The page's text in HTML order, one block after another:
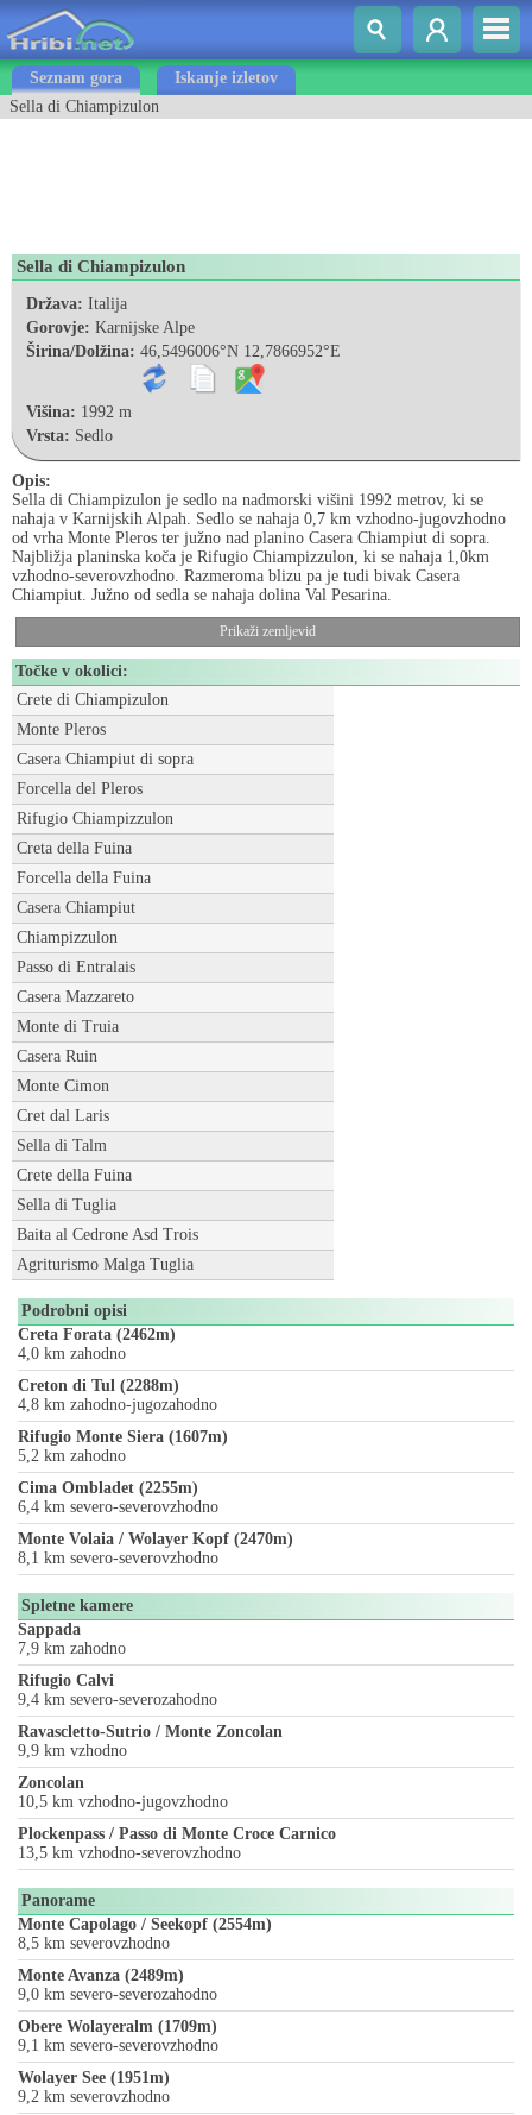
Seznam gora
Iskanje izletov
Sella di Chiampizulon
Sella di Chiampizulon
Država: Italija
Gorovje: Karnijske Alpe
Širina/Dolžina: 46,5496006°N 12,7866952°E
Višina: 1992 m
Vrsta: Sedlo
Opis:
Sella di Chiampizulon je sedlo na nadmorski višini 1992 metrov, ki se
nahaja v Karnijskih Alpah. Sedlo se nahaja 0,7 km vzhodno-jugovzhodno
od vrha Monte Pleros ter južno nad planino Casera Chiampiut di sopra.
Najbližja planinska koča je Rifugio Chiampizzulon, ki se nahaja 1,0km
vzhodno-severovzhodno. Razmeroma blizu pa je tudi bivak Casera
Chiampiut. Južno od sedla se nahaja dolina Val Pesarina.
Prikaži zemljevid
Točke v okolici:
Crete di Chiampizulon
Monte Pleros
Casera Chiampiut di sopra
Forcella del Pleros
Rifugio Chiampizzulon
Creta della Fuina
Forcella della Fuina
Casera Chiampiut
Chiampizzulon
Passo di Entralais
Casera Mazzareto
Monte di Truia
Casera Ruin
Monte Cimon
Cret dal Laris
Sella di Talm
Crete della Fuina
Sella di Tuglia
Baita al Cedrone Asd Trois
Agriturismo Malga Tuglia
Podrobni opisi
Creta Forata (2462m)
4,0 km zahodno
Creton di Tul (2288m)
4,8 km zahodno-jugozahodno
Rifugio Monte Siera (1607m)
5,2 km zahodno
Cima Ombladet (2255m)
6,4 km severo-severovzhodno
Monte Volaia / Wolayer Kopf (2470m)
8,1 km severo-severovzhodno
Spletne kamere
Sappada
7,9 km zahodno
Rifugio Calvi
9,4 km severo-severozahodno
Ravascletto-Sutrio / Monte Zoncolan
9,9 km vzhodno
Zoncolan
10,5 km vzhodno-jugovzhodno
Plockenpass / Passo di Monte Croce Carnico
13,5 km vzhodno-severovzhodno
Panorame
Monte Capolago / Seekopf (2554m)
8,5 km severovzhodno
Monte Avanza (2489m)
9,0 km severo-severozahodno
Obere Wolayeralm (1709m)
9,1 km severo-severovzhodno
Wolayer See (1951m)
9,2 km severovzhodno